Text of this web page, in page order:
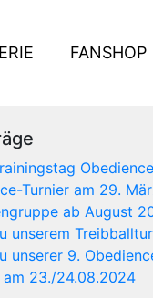
FANSHOP
Obedience
Turnier am 29.
ab August
unserem
unserer 9.
am 23./24.08.2024